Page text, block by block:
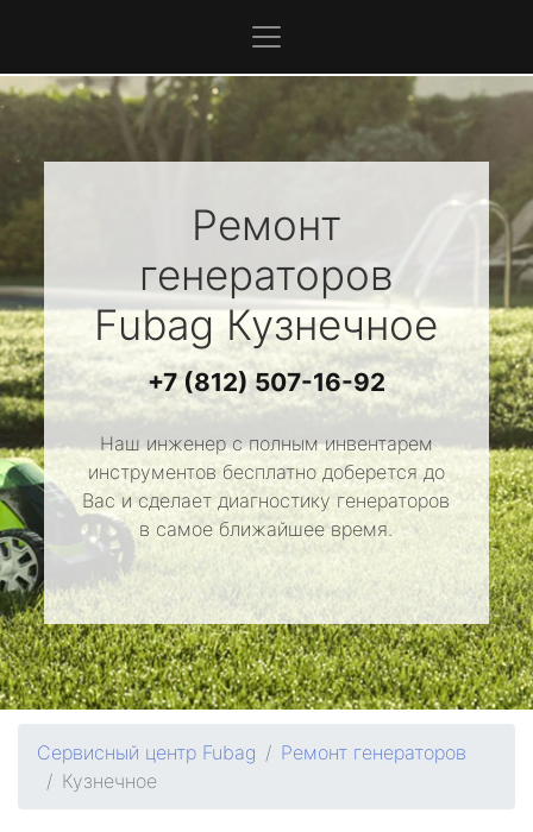
Ремонт
генераторов
FubagКузнечное
+7 (812) 507-16-92
Наш инженер с полным инвентарем
инструментов бесплатно доберется до
Вас и сделает диагностику генераторов
в самое ближайшее время.
Сервисный центр Fubag
Ремонт генераторов
Кузнечное